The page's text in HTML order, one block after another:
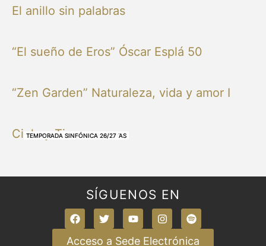
NUESTRAS BANDAS Y ORQUESTAS
NUESTRAS BANDAS Y ORQUESTAS
OTRAS MÚSICAS
NUESTRAS BANDAS Y ORQUESTAS
NUESTRAS BANDAS Y ORQUESTAS
El anillo sin palabras
TEMPORADA SINFÓNICA 26/27
“El sueño de Eros” Óscar Esplá 50
TEMPORADA SINFÓNICA 26/27
“Zen Garden” Naturaleza, vida y amor I
TEMPORADA SINFÓNICA 26/27
Cielo y Tierra
TEMPORADA SINFÓNICA 26/27
SÍGUENOS EN
Acceso a Sede Electrónica